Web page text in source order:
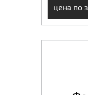
цена по